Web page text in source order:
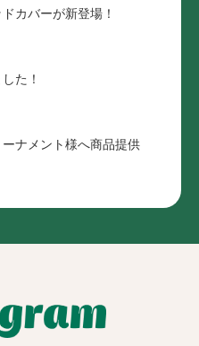
カバーが新登場！
た！
ナメント様へ商品提供